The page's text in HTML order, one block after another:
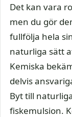
Det kan vara
men du gör
fullfölja hela
naturliga sätt
Kemiska
delvis
Byt till
fiskemulsion.